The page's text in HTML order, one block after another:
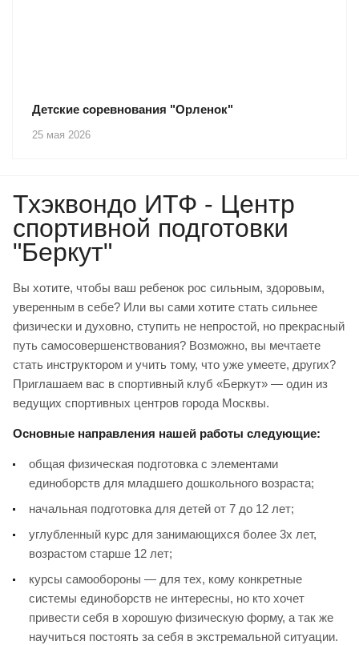
25 мая 2026
Детские соревнования "Орленок"
Тхэквондо ИТФ - Центр
спортивной подготовки
"Беркут"
Вы хотите, чтобы ваш ребенок рос сильным, здоровым,
уверенным в себе? Или вы сами хотите стать сильнее
физически и духовно, ступить не непростой, но прекрасный
путь самосовершенствования? Возможно, вы мечтаете
стать инструктором и учить тому, что уже умеете, других?
Приглашаем вас в спортивный клуб «Беркут» — один из
ведущих спортивных центров города Москвы.
Основные направления нашей работы следующие:
общая физическая подготовка с элементами
единоборств для младшего дошкольного возраста;
начальная подготовка для детей от 7 до 12 лет;
углубленный курс для занимающихся более 3х лет,
возрастом старше 12 лет;
курсы самообороны — для тех, кому конкретные
системы единоборств не интересны, но кто хочет
привести себя в хорошую физическую форму, а так же
научиться постоять за себя в экстремальной ситуации.